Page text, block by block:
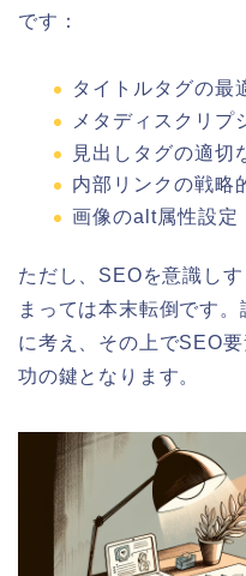
です：
タイトルタグの最
メタディスクリプ
見出しタグの適切
内部リンクの戦略
画像のalt属性設定
ただし、SEOを意識し
まっては本末転倒です
に考え、その上でSEO
功の鍵となります。